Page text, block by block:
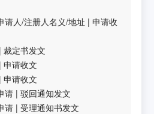
请人/注册人名义/地址 |申请收
|裁定书发文
|申请收文
|申请收文
请 |驳回通知发文
请 |受理通知书发文